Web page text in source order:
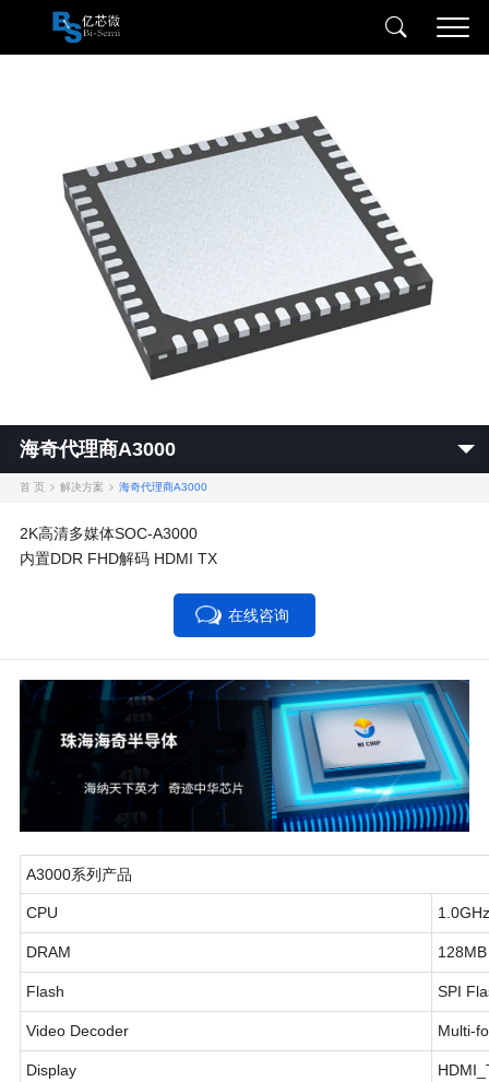
海奇代理商A3000
首 页 解决方案 海奇代理商A3000
2K高清多媒体SOC-A3000
内置DDR FHD解码 HDMI TX
在线咨询
A3000系列产品
CPU 1.0GHz
DRAM
Flash SPI
Video Decoder Multi-
Display